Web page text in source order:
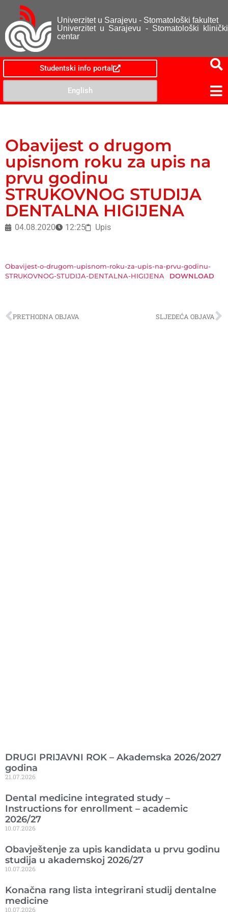
Univerzitet u Sarajevu - Stomatološki fakultet
Univerzitet u Sarajevu - Stomatološki klinički
centar
Studentski info portal
English
Obavijest o drugom
upisnom roku za upis na
prvu godinu
STRUKOVNOG STUDIJA
DENTALNA HIGIJENA
04.08.2020 12:25 Upis
Obavijest-o-drugom-upisnom-roku-za-upis-na-prvu-godinu-
STRUKOVNOG-STUDIJA-DENTALNA-HIGIJENA
DOWNLOAD
PRETHODNA OBJAVA SLJEDEĆA OBJAVA
DRUGI PRIJAVNI ROK – Akademska 2026/2027
godina
21.07.2026
Dental medicine integrated study –
Instructions for enrollment – academic
2026/27
10.07.2026
Obavještenje za upis kandidata u prvu godinu
studija u akademskoj 2026/27
10.07.2026
Konačna rang lista integrirani studij dentalne
medicine
10.07.2026